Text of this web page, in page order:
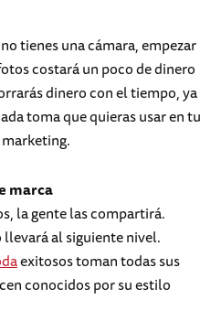
tienes una cámara, empezar
costará un poco de dinero
dinero con el tiempo, ya
toma que quieras usar en tu
marca
la gente las compartirá.
al siguiente nivel.
exitosos toman todas sus
conocidos por su estilo